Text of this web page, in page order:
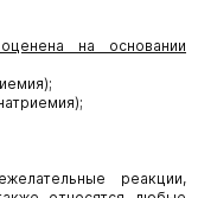
на основании
реакции,